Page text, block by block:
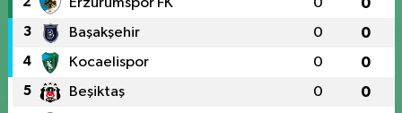
Erzurumspor FK 0 0
3 Başakşehir 0 0
4 Kocaelispor 0 0
5 Beşiktaş 0 0